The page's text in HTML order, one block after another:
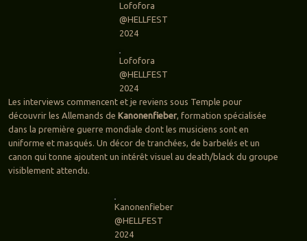
Lofofora
@HELLFEST
2024
Lofofora
@HELLFEST
2024
Les interviews commencent et je reviens sous Temple pour
découvrir les Allemands de Kanonenfieber, formation spécialisée
dans la première guerre mondiale dont les musiciens sont en
uniforme et masqués. Un décor de tranchées, de barbelés et un
canon qui tonne ajoutent un intérêt visuel au death/black du groupe
visiblement attendu.
Kanonenfieber
@HELLFEST
2024